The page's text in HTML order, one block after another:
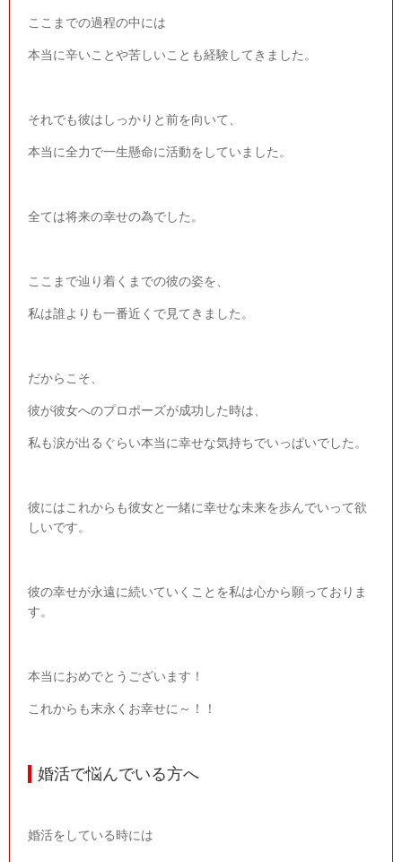
ここまでの過程の中には
本当に辛いことや苦しいことも経験してきました。
それでも彼はしっかりと前を向いて、
本当に全力で一生懸命に活動をしていました。
全ては将来の幸せの為でした。
ここまで辿り着くまでの彼の姿を、
私は誰よりも一番近くで見てきました。
だからこそ、
彼が彼女へのプロポーズが成功した時は、
私も涙が出るぐらい本当に幸せな気持ちでいっぱいでした。
彼にはこれからも彼女と一緒に幸せな未来を歩んでいって欲
しいです。
彼の幸せが永遠に続いていくことを私は心から願っておりま
す。
本当におめでとうございます！
これからも末永くお幸せに～！！
婚活で悩んでいる方へ
婚活をしている時には